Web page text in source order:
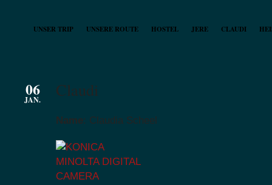
UNSER TRIP UNSERE ROUTE HOSTEL JERE CLAUDI
06
JAN. Claudi
Name: Claudia Scheel